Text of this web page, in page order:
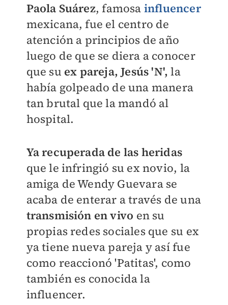
Paola Suárez, famosa influencer
mexicana, fue el centro de
atención a principios de año
luego de que se diera a conocer
que su ex pareja, Jesús 'N', la
había golpeado de una manera
tan brutal que la mandó al
hospital.
Ya recuperada de las heridas
que le infringió su ex novio, la
amiga de Wendy Guevara se
acaba de enterar a través de una
transmisión en vivo en su
propias redes sociales que su ex
ya tiene nueva pareja y así fue
como reaccionó 'Patitas', como
también es conocida la
influencer.